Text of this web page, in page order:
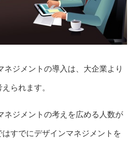
ネジメントの導入は、大企業より
られます。
ネジメントの考えを広める人数が
すでにデザインマネジメントを